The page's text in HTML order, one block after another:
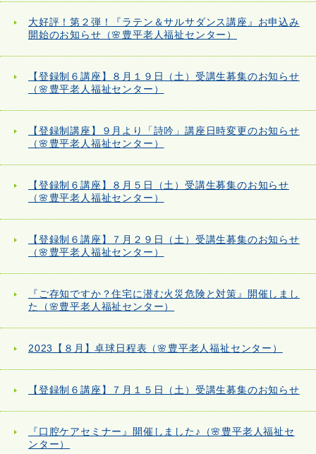
大好評！第２弾！『ラテン＆サルサダンス講座』お申込み
開始のお知らせ（🌸豊平老人福祉センター）
【登録制６講座】８月１９日（土）受講生募集のお知らせ
（🌸豊平老人福祉センター）
【登録制講座】９月より「詩吟」講座日時変更のお知らせ
（🌸豊平老人福祉センター）
【登録制６講座】８月５日（土）受講生募集のお知らせ
（🌸豊平老人福祉センター）
【登録制６講座】７月２９日（土）受講生募集のお知らせ
（🌸豊平老人福祉センター）
『ご存知ですか？住宅に潜む火災危険と対策』開催しまし
た（🌸豊平老人福祉センター）
2023【８月】卓球日程表（🌸豊平老人福祉センター）
【登録制６講座】７月１５日（土）受講生募集のお知らせ
『口腔ケアセミナー』開催しました♪（🌸豊平老人福祉セ
ンター）